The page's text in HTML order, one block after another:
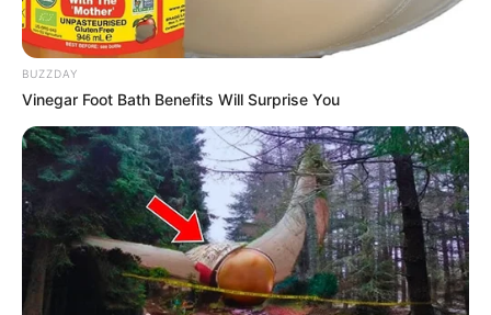
Wilder Westen und Westernstädte
Parkanlagen mit Miniaturausstellungen
Archäologische Museen und Ausstellungen
Erlebnisausflüge
Hier könnenEintrittskarten für beliebte
Sehenswürdigkeiten und Museen im Interneterworben
werden, um Warteschlangen zu vermeiden, sowie
Bücher
über Museen in Deutschlandvon Amazon.de.
BUZZDAY
Vinegar Foot Bath Benefits Will Surprise You